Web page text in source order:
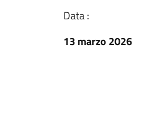
Data :
13 marzo 2026